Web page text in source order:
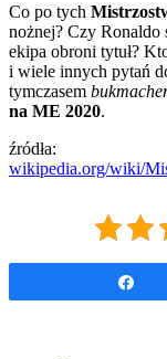
Co po tych
nożnej? Czy Ronaldo
ekipa obroni tytuł?
i wiele innych pytań
tymczasem
na ME 2020.
źródła:
wikipedia.org/wiki/